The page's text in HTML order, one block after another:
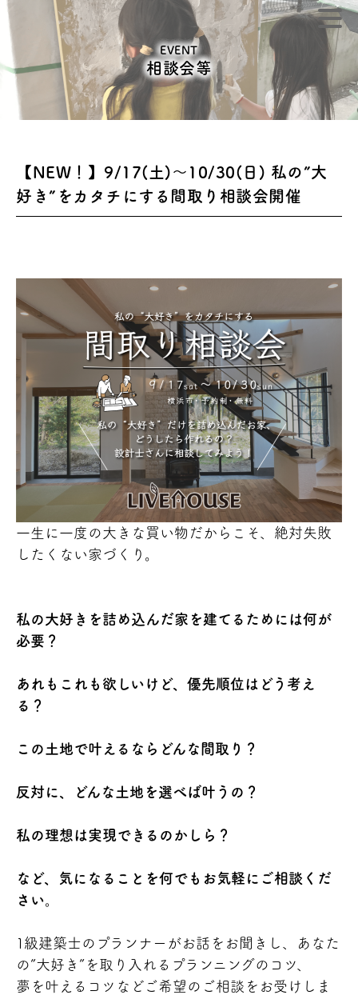
EVENT
相談会等
【NEW！】9/17(土)～10/30(日) 私の”大
好き”をカタチにする間取り相談会開催
一生に一度の大きな買い物だからこそ、絶対失敗
したくない家づくり。
私の大好きを詰め込んだ家を建てるためには何が
必要？
あれもこれも欲しいけど、優先順位はどう考え
る？
この土地で叶えるならどんな間取り？
反対に、どんな土地を選べば叶うの？
私の理想は実現できるのかしら？
など、気になることを何でもお気軽にご相談くだ
さい。
1級建築士のプランナーがお話をお聞きし、あなた
の”大好き”を取り入れるプランニングのコツ、
夢を叶えるコツなどご希望のご相談をお受けしま